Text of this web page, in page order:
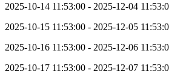
2025-10-14 11:53:00 - 2025-12-04
2025-10-15 11:53:00 - 2025-12-05
2025-10-16 11:53:00 - 2025-12-06
2025-10-17 11:53:00 - 2025-12-07